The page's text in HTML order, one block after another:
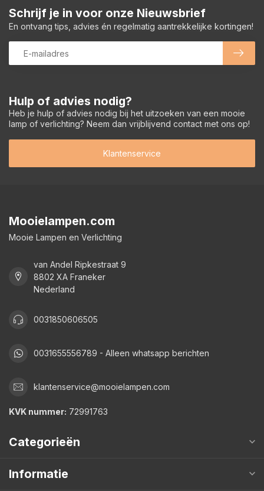
Hulp of advies nodig?
Heb je hulp of advies nodig bij het uitzoeken van een mooie
lamp of verlichting? Neem dan vrijblijvend contact met ons op!
Klantenservice
Schrijf je in voor onze Nieuwsbrief
En ontvang tips, advies én regelmatig aantrekkelijke kortingen!
Mooielampen.com
Mooie Lampen en Verlichting
van Andel Ripkestraat 9
8802 XA Franeker
Nederland
0031850606505
0031655556789 - Alleen whatsapp berichten
klantenservice@mooielampen.com
KVK nummer: 72991763
Categorieën
Informatie